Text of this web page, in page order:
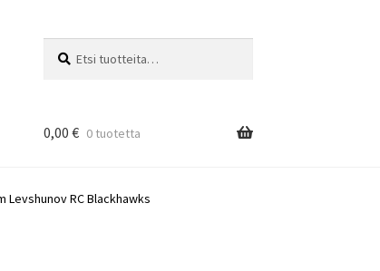
0,00 € 0 tuotetta
Levshunov RC Blackhawks